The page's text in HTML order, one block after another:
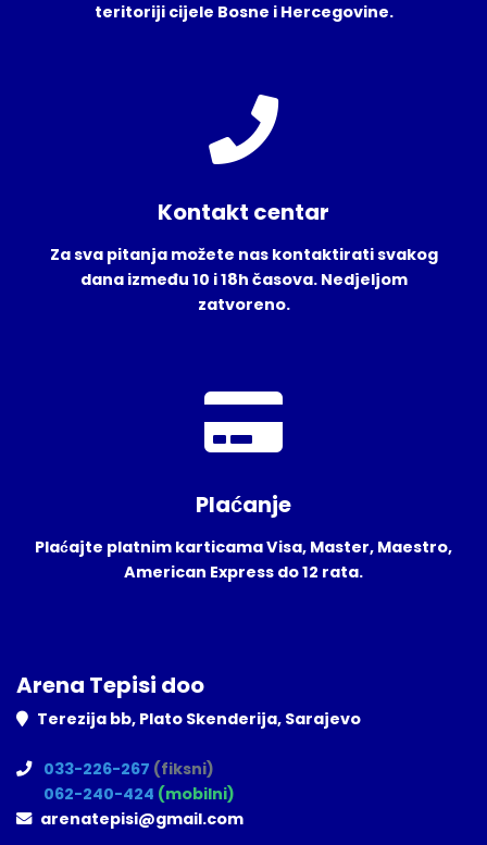
teritoriji cijele Bosne i Hercegovine.
Kontakt centar
Za sva pitanja možete nas kontaktirati svakog
dana između 10 i 18h časova. Nedjeljom
zatvoreno.
Plaćanje
Plaćajte platnim karticama Visa, Master, Maestro,
American Express do 12 rata.
Arena Tepisi doo
Terezija bb, Plato Skenderija, Sarajevo
033-226-267 (fiksni)
062-240-424 (mobilni)
arenatepisi@gmail.com